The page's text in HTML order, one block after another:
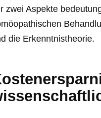
zwei Aspekte
die Erkenntnistheorie.